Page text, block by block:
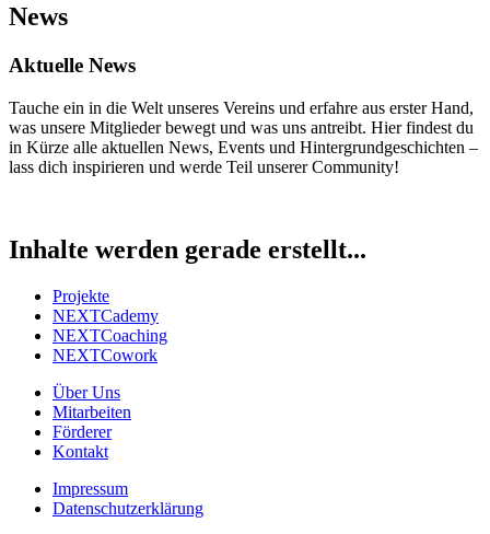
News
Aktuelle News
Tauche ein in die Welt unseres Vereins und erfahre aus erster Hand,
was unsere Mitglieder bewegt und was uns antreibt. Hier findest du
in Kürze alle aktuellen News, Events und Hintergrundgeschichten –
lass dich inspirieren und werde Teil unserer Community!
Inhalte werden gerade erstellt...
Projekte
NEXTCademy
NEXTCoaching
NEXTCowork
Über Uns
Mitarbeiten
Förderer
Kontakt
Impressum
Datenschutzerklärung